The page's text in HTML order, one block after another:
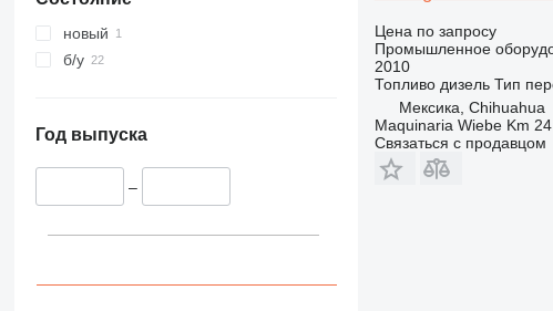
новый
б/у
Год выпуска
–
Цена по запросу
Промышленное
2010
Топливо дизель Тип
Мексика, Chihuahua
Maquinaria Wiebe Km
Связаться с продавцом